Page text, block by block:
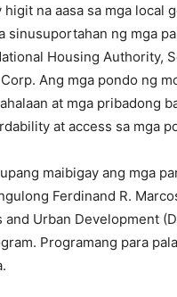
na aasa sa mga local
ng mga
Housing Authority,
Ang mga pondo ng
at mga pribadong
at access sa mga
maibigay ang mga
Ferdinand R.
Urban Development
Programang para